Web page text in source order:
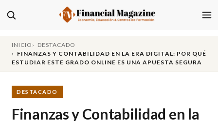
INICIO
DESTACADO
FINANZAS Y CONTABILIDAD EN LA ERA DIGITAL: POR QUÉ
ESTUDIAR ESTE GRADO ONLINE ES UNA APUESTA SEGURA
DESTACADO
Finanzas y Contabilidad en la